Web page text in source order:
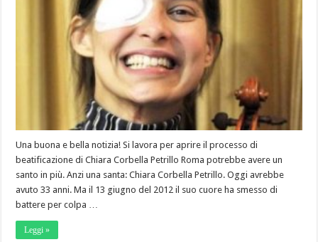
Una buona e bella notizia! Si lavora per aprire il processo di
beatificazione di Chiara Corbella Petrillo Roma potrebbe avere un
santo in più. Anzi una santa: Chiara Corbella Petrillo. Oggi avrebbe
avuto 33 anni. Ma il 13 giugno del 2012 il suo cuore ha smesso di
battere per colpa …
Leggi »